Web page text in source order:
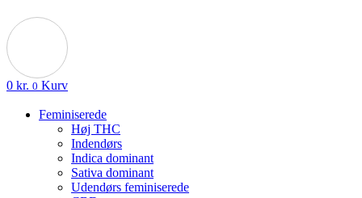
0 kr. 0 Kurv
Feminiserede
Høj THC
Indendørs
Indica dominant
Sativa dominant
Udendørs feminiserede